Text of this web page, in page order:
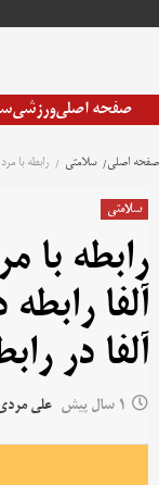
صفحه اصلیورزشی
صفحه اصلی سلامتی رابطه با
سلامتی
رابطه با
آلفا
آلفا در
1 سال پیش علی